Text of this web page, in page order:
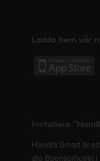
Ladda hem vår
Installera
Handla Smart är
dig Sponsorhuset